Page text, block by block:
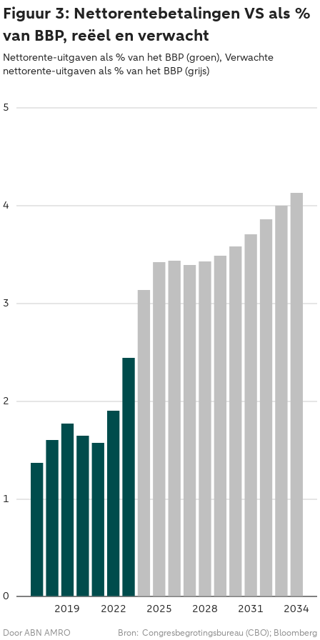
Figuur 3: Nettorentebetalingen VS als %
van BBP, reëel en verwacht
Nettorente-uitgaven als % van het BBP (groen), Verwachte
nettorente-uitgaven als % van het BBP (grijs)
2034
2031
2028
2025
2022
2019
0
1
2
3
4
5
Bron: Congresbegrotingsbureau (CBO); Bloomberg
Door ABN AMRO